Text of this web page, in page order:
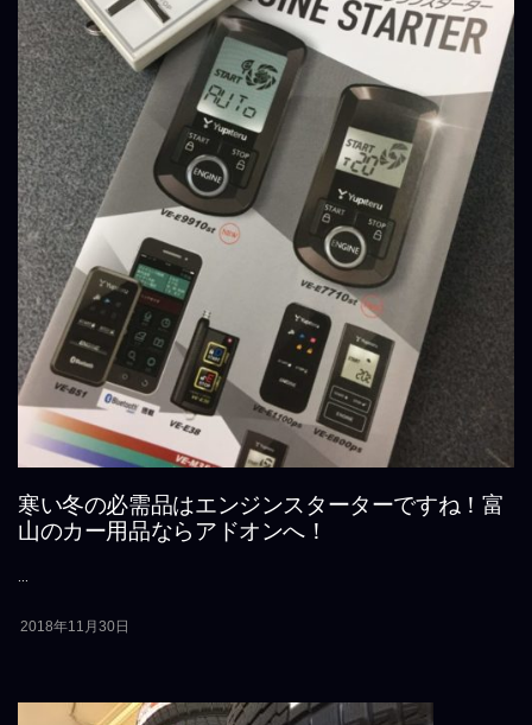
寒い冬の必需品はエンジンスターターですね！富
山のカー用品ならアドオンへ！
2018年11月30日